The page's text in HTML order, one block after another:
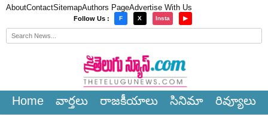
AboutContactSitemapAuthors PageAdvertise With Us
Follow Us : F X Insta ▶
Home వార్త‌లు రాజ‌కీయాలు సినిమా రివ్యూలు